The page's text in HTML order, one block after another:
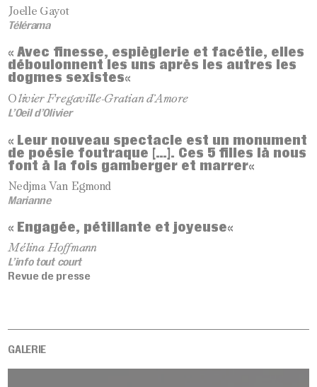
Joelle Gayot
Télérama
«Avec finesse, espièglerie et facétie, elles
déboulonnent les uns après les autres les
dogmes sexistes«
Olivier Fregaville-Gratian d’Amore
L’Oeil d’Olivier
« Leur nouveau spectacle est un monument
de poésie foutraque […]. Ces 5 filles là nous
font à la fois gamberger et marrer«
Nedjma Van Egmond
Marianne
« Engagée, pétillante et joyeuse«
Mélina Hoffmann
L’info tout court
Revue de presse
GALERIE